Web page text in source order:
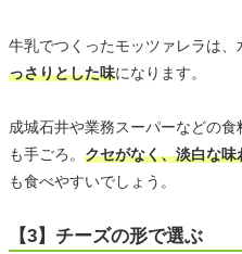
牛乳でつくったモッツァレラは
っさりとした味になります。
成城石井や業務スーパーなどの
も手ごろ。 クセがなく、淡白な味
も食べやすいでしょう。
【3】チーズの形で選ぶ